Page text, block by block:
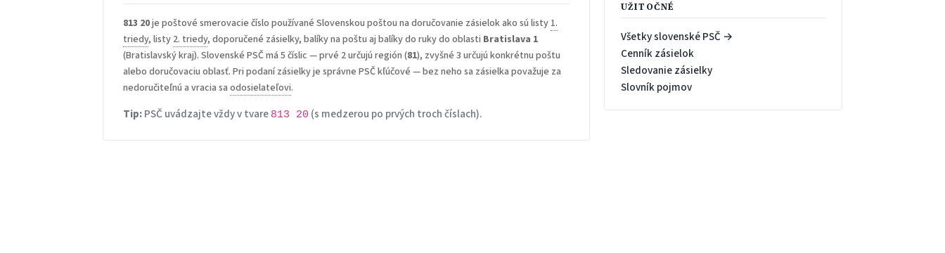
813 20je poštové smerovacie číslo používané Slovenskou poštou na doručovanie zásielok ako sú listy 1.
triedy, listy 2. triedy, doporučené zásielky, balíky na poštu aj balíky do ruky do oblasti Bratislava 1
(Bratislavský kraj). Slovenské PSČ má 5 číslic — prvé 2 určujú región (81), zvyšné 3 určujú konkrétnu poštu
alebo doručovaciu oblasť. Pri podaní zásielky je správne PSČ kľúčové — bez neho sa zásielka považuje za
nedoručiteľnú a vracia saodosielateľovi.
Tip:PSČ uvádzajte vždy v tvare 813 20 (s medzerou po prvých troch číslach).
UŽITOČNÉ
Všetky slovenské PSČ →
Cenník zásielok
Sledovanie zásielky
Slovník pojmov